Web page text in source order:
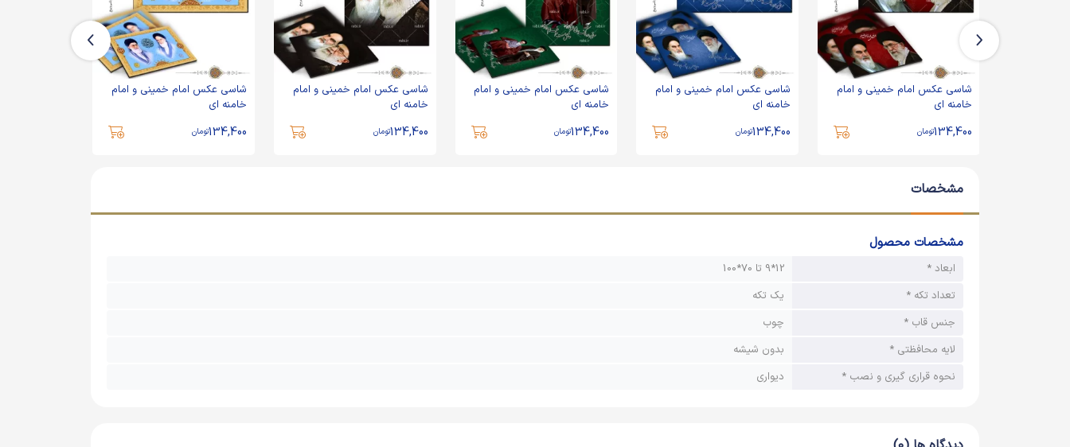
شاسی عکس امام خمینی و امام
خامنه ای
134,400تومان
شاسی عکس امام خمینی و امام
خامنه ای
134,400تومان
شاسی عکس امام خمینی و امام
خامنه ای
134,400تومان
شاسی عکس امام خمینی و امام
خامنه ای
134,400تومان
شاسی عکس امام خمینی و امام
خامنه ای
134,400تومان
مشخصات
مشخصات محصول
ابعاد *
12*9 تا 70*100
تعداد تکه *
یک تکه
جنس قاب *
چوب
لایه محافظتی *
بدون شیشه
نحوه قراری گیری و نصب *
دیواری